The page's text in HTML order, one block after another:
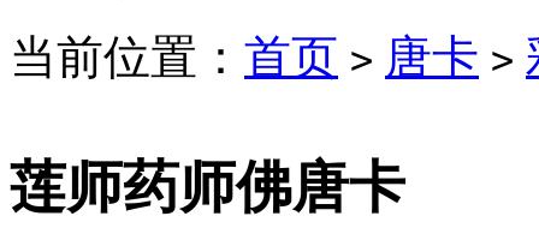
当前位置： 首页 > 唐卡 >
莲师药师佛唐卡